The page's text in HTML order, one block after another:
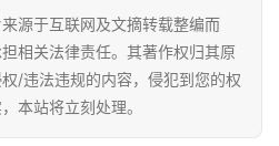
源于互联网及文摘转载整编而
相关法律责任。其著作权归其原
/违法违规的内容，侵犯到您的权
本站将立刻处理。